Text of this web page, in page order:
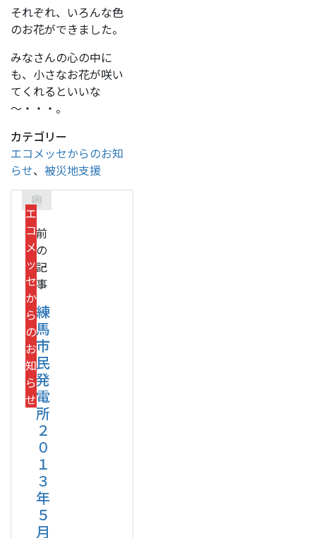
それぞれ、いろんな色
のお花ができました。
みなさんの心の中に
も、小さなお花が咲い
てくれるといいな
～・・・。
カテゴリー
エコメッセからのお知
らせ、 被災地支援
エ
コ
メ
ッ
セ
か
ら
の
お
知
ら
せ
前
の
記
事
練
馬
市
民
発
電
所
２
０
１
３
年
５
月